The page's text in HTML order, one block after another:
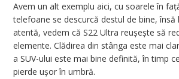
Avem un alt exemplu aici, cu soarele în
telefoane se descurcă destul de bine, însă
atentă, vedem că S22 Ultra reușește să
elemente. Clădirea din stânga este mai
a SUV-ului este mai bine definită, în timp
pierde ușor în umbră.